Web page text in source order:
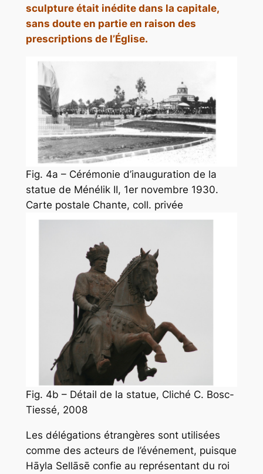
sculpture était inédite dans la capitale,
sans doute en partie en raison des
prescriptions de l’Église.
Fig. 4a – Cérémonie d’inauguration de la
statue de Ménélik II, 1er novembre 1930.
Carte postale Chante, coll. privée
Fig. 4b – Détail de la statue, Cliché C. Bosc-
Tiessé, 2008
Les délégations étrangères sont utilisées
comme des acteurs de l’événement, puisque
Hāyla Sellāsē confie au représentant du roi